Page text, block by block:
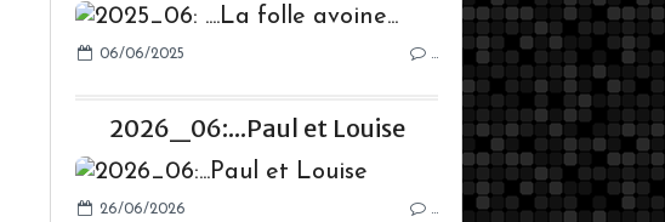
06/06/2025 …
2026_06:...Paul et Louise
26/06/2026 …